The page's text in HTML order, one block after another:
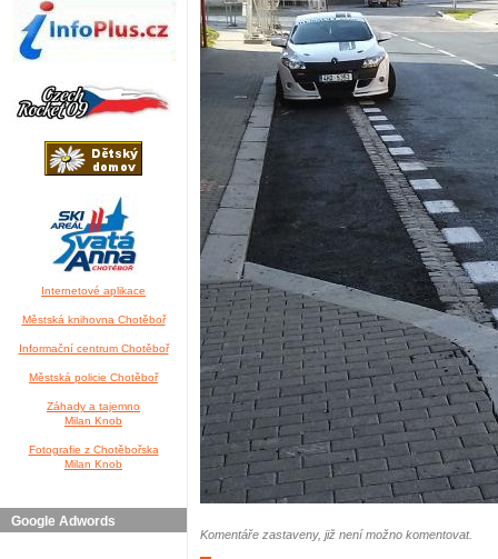
Internetové aplikace
Městská knihovna Chotěboř
Informační centrum Chotěboř
Městská policie Chotěboř
Záhady a tajemno
Milan Knob
Fotografie z Chotěbořska
Milan Knob
Google Adwords
Komentáře zastaveny, již není možno komentovat.